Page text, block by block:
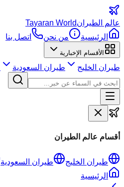
عالم الطيرانTayaran World
الرئيسية
من نحن اتصل بنا
الأقسام الإخبارية
طيران الخليج طيران السعودية
أقسام عالم الطيران
طيران الخليج طيران السعودية
الرئيسية